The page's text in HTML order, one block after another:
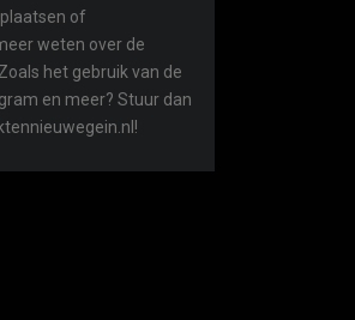
of
weten over de
het gebruik van de
en meer? Stuur dan